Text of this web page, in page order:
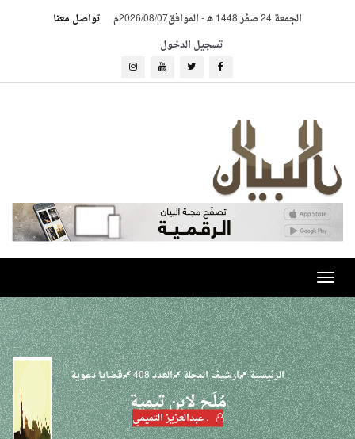
الجمعة 24 صفر 1448 هـ -الموافق2026/08/07م
تواصل معنا
تسجيل الدخول
Toggle
navigation
الرئيسية ارشيف المجلة العدد 408 قضايا دعوية
مُلَح لابن تيمية
. عبدالعزيز التميمي